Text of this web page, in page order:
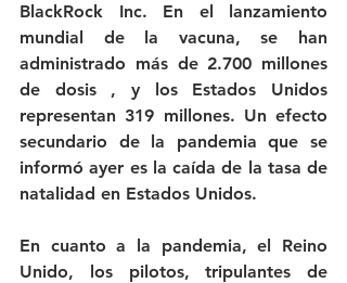
BlackRock Inc. En el lanzamiento
mundial de la vacuna, se han
administrado más de 2.700 millones
de dosis , y los Estados Unidos
representan 319 millones. Un efecto
secundario de la pandemia que se
informó ayer es la caída de la tasa de
natalidad en Estados Unidos.
En cuanto a la pandemia, el Reino
Unido, los pilotos, tripulantes de